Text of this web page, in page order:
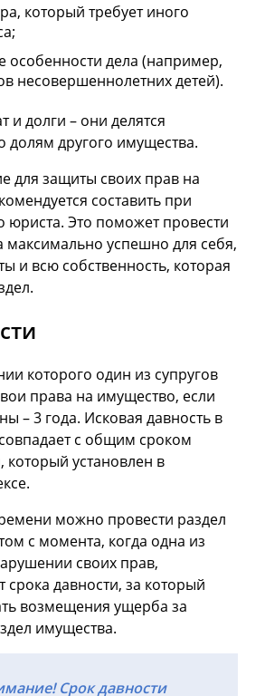
который требует иного
особенности дела (например,
несовершеннолетних детей).
и долги – они делятся
другого имущества.
для защиты своих прав на
составить при
Это поможет провести
максимально успешно для себя,
и всю собственность, которая
которого один из супругов
права на имущество, если
– 3 года. Исковая давность в
с общим сроком
который установлен в
можно провести раздел
с момента, когда одна из
своих прав,
срока давности, за который
возмещения ущерба за
имущества.
Срок давности